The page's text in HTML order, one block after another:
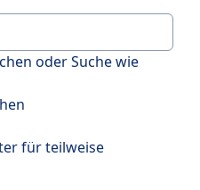
oder Suche wie
für teilweise